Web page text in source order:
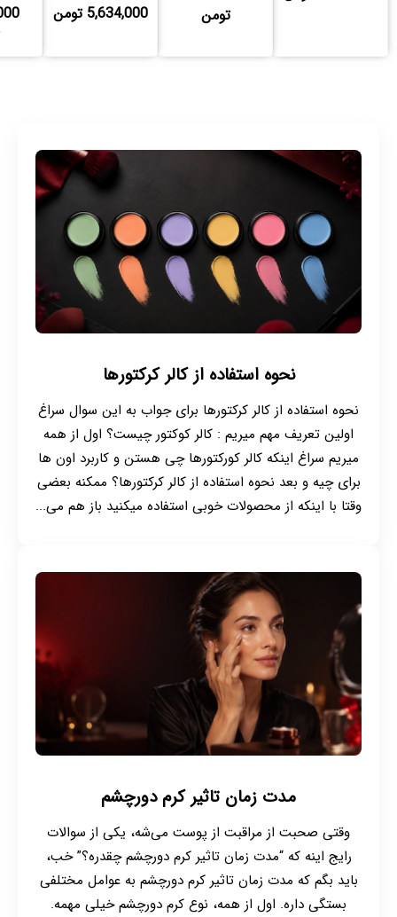
تومن
5,634,000 تومن
نحوه استفاده از کالر کرکتورها
نحوه استفاده از کالر کرکتورها برای جواب به این سوال سراغ
اولین تعریف مهم میریم : کالر کوکتور چیست؟ اول از همه
میریم سراغ اینکه کالر کورکتورها چی هستن و کاربرد اون ها
برای چیه و بعد نحوه استفاده از کالر کرکتورها؟ ممکنه بعضی
وقتا با اینکه از محصولات خوبی استفاده میکنید باز هم می...
مدت زمان تاثیر کرم دورچشم
وقتی صحبت از مراقبت از پوست می‌شه، یکی از سوالات
رایج اینه که “مدت زمان تاثیر کرم دورچشم چقدره؟” خب،
باید بگم که مدت زمان تاثیر کرم دورچشم به عوامل مختلفی
بستگی داره. اول از همه، نوع کرم دورچشم خیلی مهمه.